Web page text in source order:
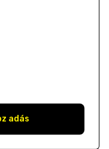
adás